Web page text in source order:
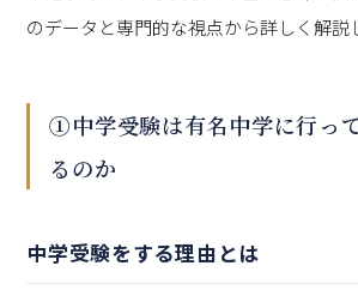
のデータと専門的な視点から詳しく解説
①中学受験は有名中学に行っ
るのか
中学受験をする理由とは